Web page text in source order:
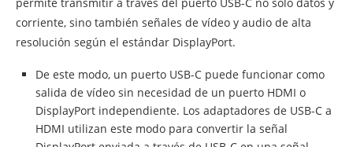
corriente, sino también señales de vídeo y audio de alta
resolución según el estándar DisplayPort.
De este modo, un puerto USB-C puede funcionar como
salida de vídeo sin necesidad de un puerto HDMI o
DisplayPort independiente. Los adaptadores de USB-C a
HDMI utilizan este modo para convertir la señal